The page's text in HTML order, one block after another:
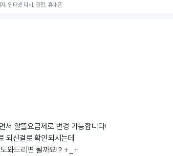
, 인터넷 티비, 결합, 휴대폰
서 알뜰요금제로 변경 가능합니다!
되신걸로 확인되시는데
와드리면 될까요!? +_+